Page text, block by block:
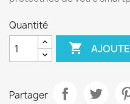
Quantité

Partager